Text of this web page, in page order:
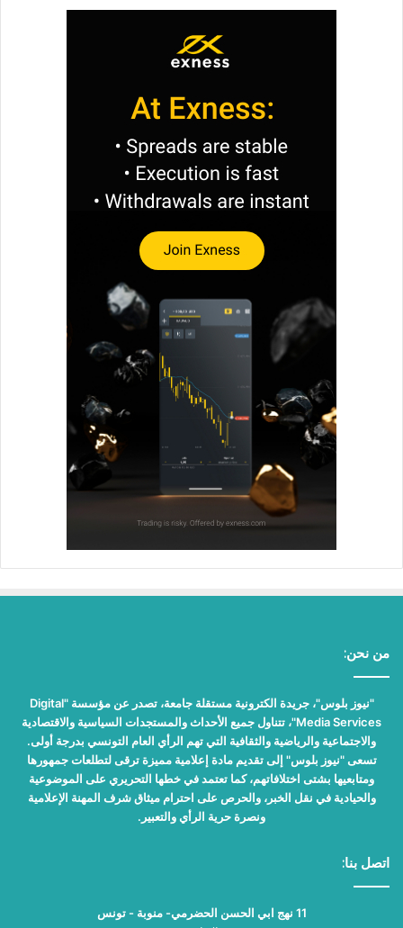
من نحن:
"نيوز بلوس"، جريدة الكترونية مستقلة جامعة، تصدر عن مؤسسة "Digital
Media Services"، تتناول جميع الأحداث والمستجدات السياسية والاقتصادية
والاجتماعية والرياضية والثقافية التي تهم الرأي العام التونسي بدرجة أولى.
تسعى "نيوز بلوس" إلى تقديم مادة إعلامية مميزة ترقى لتطلعات جمهورها
ومتابعيها بشتى اختلافاتهم، كما تعتمد في خطها التحريري على الموضوعية
والحيادية في نقل الخبر، والحرص على احترام ميثاق شرف المهنة الإعلامية
ونصرة حرية الرأي والتعبير.
اتصل بنا:
11 نهج ابي الحسن الحضرمي- منوبة - تونس